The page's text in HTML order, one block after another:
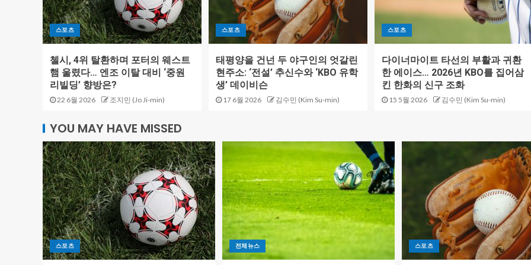
스포츠
첼시, 4위 탈환하며 포터의 웨스트
햄 울렸다… 엔조 이탈 대비 ‘중원
리빌딩’ 향방은?
22 6월 2026 조지민 (Jo Ji-min)
스포츠
태평양을 건넌 두 야구인의 엇갈린
현주소: ‘전설’ 추신수와 ‘KBO 유학
생’ 데이비슨
17 6월 2026 김수민 (Kim Su-min)
스포츠
다이너마이트 타선의 부활과 귀환
한 에이스… 2026년 KBO를 집어삼
킨 한화의 신구 조화
15 5월 2026 김수민 (Kim Su-min)
YOU MAY HAVE MISSED
스포츠 전체뉴스 스포츠